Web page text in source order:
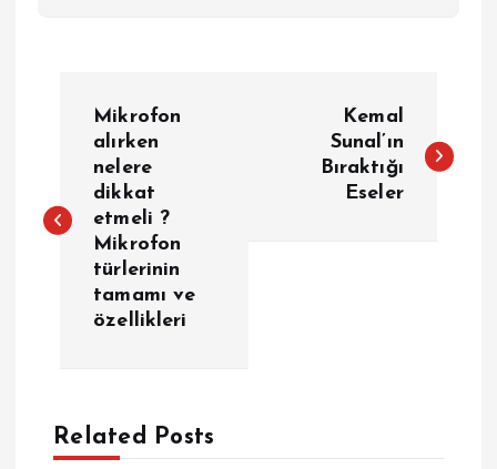
z
z
Mikrofon
alırken
nelere
dikkat
etmeli ?
Mikrofon
türlerinin
tamamı ve
özellikleri
Kemal
Sunal’ın
Bıraktığı
Eseler
Related Posts